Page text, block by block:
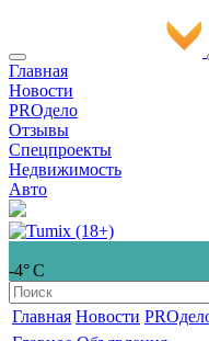
Главная
Новости
PROдело
Отзывы
Спецпроекты
Недвижимость
Авто
-4° С
Главная Новости